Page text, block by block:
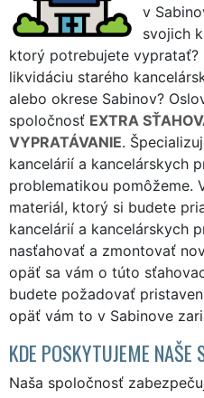
v
svojich
ktorý potrebujete vypratať?
likvidáciu starého
alebo okrese Sabinov?
spoločnosť EXTRA
VYPRATÁVANIE.
kancelárií a kancelárskych
problematikou pomôžeme.
materiál, ktorý si budete
kancelárií a kancelárskych
nasťahovať a zmontovať
opäť sa vám o túto
budete požadovať
opäť vám to v Sabinove
KDE POSKYTUJEME NAŠE
Naša spoločnosť